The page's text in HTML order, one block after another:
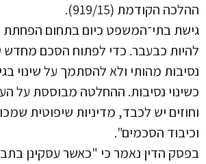
ההלכה הקודמת (919/15).
גישת בתי־המשפט כיום בתחום הפחתת
להיות כבעבר. כדי לפתוח הסכם מחדש
נסיבות מהותי ולא להסתמך על שינוי
כשינוי נסיבות. ההחלטה מבוססת על
וחוזים יש לכבד, מדיניות שיפוטית
וכיבוד הסכמים".
בפסק הדין נאמר כי "כאשר עסקינן